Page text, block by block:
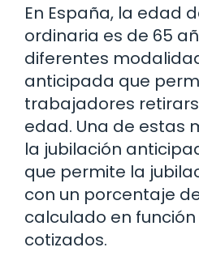
En España, la edad
ordinaria es de 65
diferentes
anticipada que
trabajadores
edad. Una de estas
la jubilación
que permite la
con un porcentaje
calculado en
cotizados.